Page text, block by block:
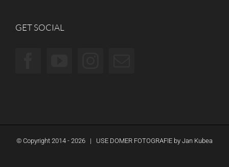
GET SOCIAL
© Copyright 2014 - 2026 | USE DOMER FOTOGRAFIE by Jan Kubea